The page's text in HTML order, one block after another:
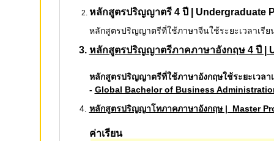
หลักสูตรปริญญาตรี 4 ปี | Undergraduate
หลักสูตรปริญญาตรีที่ใช้ภาษาจีนใช้ระยะเวลาเรี
หลักสูตรปริญญาตรีภาคภาษาอังกฤษ 4 ปี |
หลักสูตรปริญญาตรีที่ใช้ภาษาอังกฤษใช้ระยะเวลา
- Global Bachelor of Business
หลักสูตรปริญญาโทภาคภาษาอังกฤษ | Master
ค่าเรียน